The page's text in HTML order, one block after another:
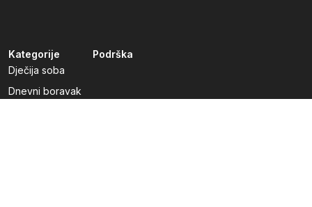
Kategorije
Dječija soba
Dnevni boravak
Podrška